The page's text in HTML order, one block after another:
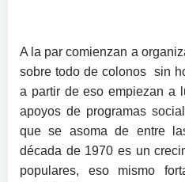
A la par comienzan a
sobre todo de colonos sin
a partir de eso empiezan a
apoyos de programas
que se asoma de entre
década de 1970 es un
populares, eso mismo